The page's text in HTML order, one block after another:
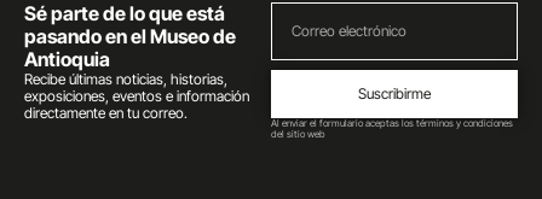
Sé parte de lo que está
pasando en el Museo de
Antioquia
Recibe últimas noticias, historias,
exposiciones, eventos e información
directamente en tu correo.
Suscribirme
Al enviar el formulario aceptas los términos y condiciones
del sitio web